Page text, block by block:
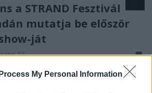
My Personal Information
a STRAND Fesztivál
mutatja be először
ját
07.
legizgalmasabb hazai